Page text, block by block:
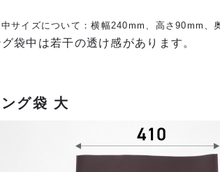
サイズについて：横幅240mm、高さ90mm、
袋中は若干の透け感があります。
グ袋 大